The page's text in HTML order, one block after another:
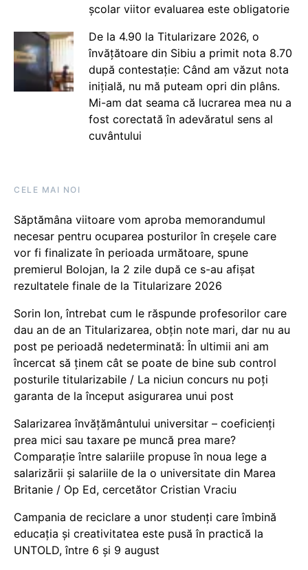
școlar viitor evaluarea este obligatorie
De la 4.90 la Titularizare 2026, o
învățătoare din Sibiu a primit nota 8.70
după contestație: Când am văzut nota
inițială, nu mă puteam opri din plâns.
Mi-am dat seama că lucrarea mea nu a
fost corectată în adevăratul sens al
cuvântului
CELE MAI NOI
Săptămâna viitoare vom aproba memorandumul
necesar pentru ocuparea posturilor în creșele care
vor fi finalizate în perioada următoare, spune
premierul Bolojan, la 2 zile după ce s-au afișat
rezultatele finale de la Titularizare 2026
Sorin Ion, întrebat cum le răspunde profesorilor care
dau an de an Titularizarea, obțin note mari, dar nu au
post pe perioadă nedeterminată: În ultimii ani am
încercat să ținem cât se poate de bine sub control
posturile titularizabile / La niciun concurs nu poți
garanta de la început asigurarea unui post
Salarizarea învățământului universitar – coeficienți
prea mici sau taxare pe muncă prea mare?
Comparație între salariile propuse în noua lege a
salarizării și salariile de la o universitate din Marea
Britanie / Op Ed, cercetător Cristian Vraciu
Campania de reciclare a unor studenți care îmbină
educația și creativitatea este pusă în practică la
UNTOLD, între 6 și 9 august